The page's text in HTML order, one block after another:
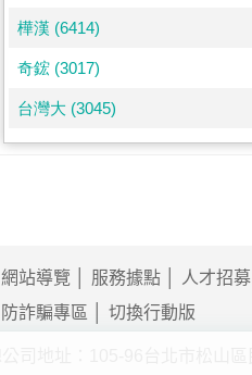
網站導覽 服務據點 人才招募
防詐騙專區
切換行動版